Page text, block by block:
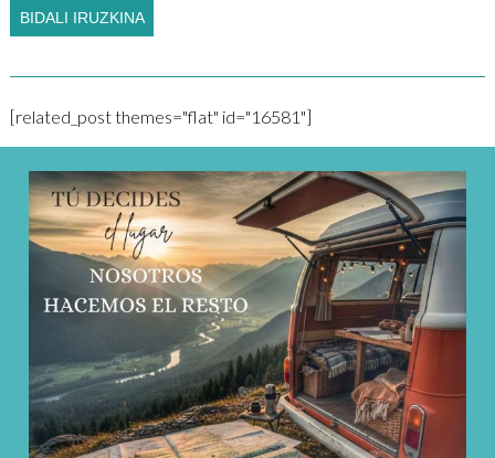
[related_post themes="flat" id="16581"]